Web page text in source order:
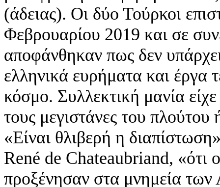
(άδειας). Οι δύο Τούρκοι
Φεβρουαρίου 2019 και σε
αποφάνθηκαν πως δεν
ελληνικά ευρήματα και έργα
κόσμο. Συλλεκτική μανία
τους μεγιστάνες του
«Είναι θλιβερή η
René de Chateaubriand, «ότι
προξένησαν στα μνημεία